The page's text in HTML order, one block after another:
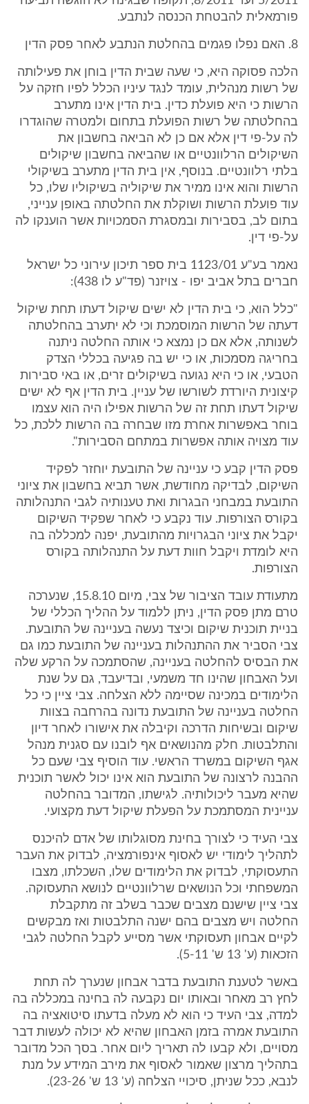
פורמאלית להבטחת הכנסה לנתבע.
8. האם נפלו פגמים בהחלטת הנתבע לאחר פסק הדין
הלכה פסוקה היא, כי שעה שבית הדין בוחן את פעילותה
של רשות מנהלית, עומד לנגד עיניו הכלל לפיו חזקה על
הרשות כי היא פועלת כדין. בית הדין אינו מתערב
בהחלטתה של רשות הפועלת בתחום ולמטרה שהוגדרו
לה על-פי דין אלא אם כן לא הביאה בחשבון את
השיקולים הרלוונטיים או שהביאה בחשבון שיקולים
בלתי רלוונטיים. בנוסף, אין בית הדין מתערב בשיקולי
הרשות והוא אינו ממיר את שיקוליה בשיקוליו שלו, כל
עוד פועלת הרשות ושוקלת את החלטתה באופן ענייני,
בתום לב, בסבירות ובמסגרת הסמכויות אשר הוענקו לה
על-פי דין.
נאמר בע"ע 1123/01 בית ספר תיכון עירוני כל ישראל
חברים בתל אביב יפו - צויזנר (פד"ע לו 438):
"כלל הוא, כי בית הדין לא ישים שיקול דעתו תחת שיקול
דעתה של הרשות המוסמכת וכי לא יתערב בהחלטתה
לשנותה, אלא אם כן נמצא כי אותה החלטה ניתנה
בחריגה מסמכות, או כי יש בה פגיעה בכללי הצדק
הטבעי, או כי היא נגועה בשיקולים זרים, או באי סבירות
קיצונית היורדת לשורשו של עניין. בית הדין אף לא ישים
שיקול דעתו תחת זה של הרשות אפילו היה הוא עצמו
בוחר באפשרות אחרת מזו שבחרה בה הרשות ללכת, כל
עוד מצויה אותה אפשרות במתחם הסבירות".
פסק הדין קבע כי עניינה של התובעת יוחזר לפקיד
השיקום, לבדיקה מחודשת, אשר תביא בחשבון את ציוני
התובעת במבחני הבגרות ואת טענותיה לגבי התנהלותה
בקורס הצורפות. עוד נקבע כי לאחר שפקיד השיקום
יקבל את ציוני הבגרויות מהתובעת, יפנה למכללה בה
היא לומדת ויקבל חוות דעת על התנהלותה בקורס
הצורפות.
מתעודת עובד הציבור של צבי, מיום 15.8.10, שנערכה
טרם מתן פסק הדין, ניתן ללמוד על ההליך הכללי של
בניית תוכנית שיקום וכיצד נעשה בעניינה של התובעת.
צבי הסביר את ההתנהלות בעניינה של התובעת כמו גם
את הבסיס להחלטה בעניינה, שהסתמכה על הרקע שלה
ועל האבחון שהינו חד משמעי, ובדיעבד, גם על שנת
הלימודים במכינה שסיימה ללא הצלחה. צבי ציין כי כל
החלטה בעניינה של התובעת נדונה בהרחבה בצוות
שיקום ובשיחות הדרכה וקיבלה את אישורו לאחר דיון
והתלבטות. חלק מהנושאים אף לובנו עם סגנית מנהל
אגף השיקום במשרד הראשי. עוד הוסיף צבי שעם כל
ההבנה לרצונה של התובעת הוא אינו יכול לאשר תוכנית
שהיא מעבר ליכולותיה. לגישתו, המדובר בהחלטה
עניינית המסתמכת על הפעלת שיקול דעת מקצועי.
צבי העיד כי לצורך בחינת מסוגלותו של אדם להיכנס
לתהליך לימודי יש לאסוף אינפורמציה, לבדוק את העבר
התעסוקתי, לבדוק את הלימודים שלו, השכלתו, מצבו
המשפחתי וכל הנושאים שרלוונטיים לנושא התעסוקה.
צבי ציין שישנם מצבים שכבר בשלב זה מתקבלת
החלטה ויש מצבים בהם ישנה התלבטות ואז מבקשים
לקיים אבחון תעסוקתי אשר מסייע לקבל החלטה לגבי
הזכאות (ע' 13 ש' 5-11).
באשר לטענת התובעת בדבר אבחון שנערך לה תחת
לחץ רב מאחר ובאותו יום נקבעה לה בחינה במכללה בה
למדה, צבי העיד כי הוא לא מעלה בדעתו סיטואציה בה
התובעת אמרה בזמן האבחון שהיא לא יכולה לעשות דבר
מסויים, ולא קבעו לה תאריך ליום אחר. בסך הכל מדובר
בתהליך מרצון שאמור לאסוף את מירב המידע על מנת
לנבא, ככל שניתן, סיכויי הצלחה (ע' 13 ש' 23-26).